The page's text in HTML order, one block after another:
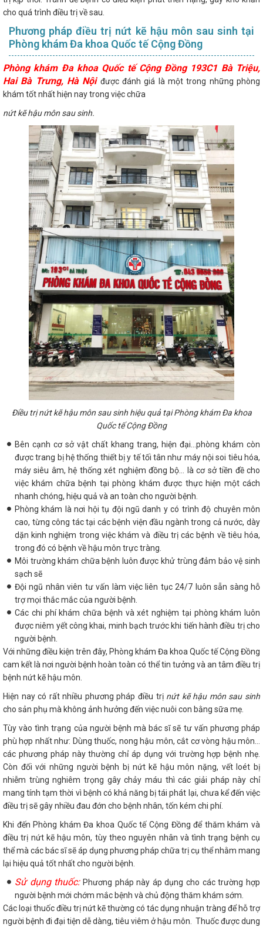
cho quá trình điều trị về sau.
Phương pháp điều trị nứt kẽ hậu môn sau sinh tại
Phòng khám Đa khoa Quốc tế Cộng Đồng
Phòng khám Đa khoa Quốc tế Cộng Đồng 193C1 Bà Triệu,
Hai Bà Trưng, Hà Nội được đánh giá là một trong những phòng
khám tốt nhất hiện nay trong việc chữa
nứt kẽ hậu môn sau sinh.
Điều trị nứt kẽ hậu môn sau sinh hiệu quả tại Phòng khám Đa khoa
Quốc tế Cộng Đồng
Bên cạnh cơ sở vật chất khang trang, hiện đại…phòng khám còn
được trang bị hệ thống thiết bị y tế tối tân như máy nội soi tiêu hóa,
máy siêu âm, hệ thống xét nghiệm đồng bộ… là cơ sở tiền đề cho
việc khám chữa bệnh tại phòng khám được thực hiện một cách
nhanh chóng, hiệu quả và an toàn cho người bệnh.
Phòng khám là nơi hội tụ đội ngũ danh y có trình độ chuyên môn
cao, từng công tác tại các bệnh viện đầu ngành trong cả nước, dày
dặn kinh nghiệm trong việc khám và điều trị các bệnh về tiêu hóa,
trong đó có bệnh về hậu môn trực tràng.
Môi trường khám chữa bệnh luôn được khử trùng đảm bảo vệ sinh
sạch sẽ
Đội ngũ nhân viên tư vấn làm việc liên tục 24/7 luôn sẵn sàng hỗ
trợ mọi thắc mắc của người bệnh.
Các chi phí khám chữa bệnh và xét nghiệm tại phòng khám luôn
được niêm yết công khai, minh bạch trước khi tiến hành điều trị cho
người bệnh.
Với những điều kiện trên đây, Phòng khám Đa khoa Quốc tế Cộng Đồng
cam kết là nơi người bệnh hoàn toàn có thể tin tưởng và an tâm điều trị
bệnh nứt kẽ hậu môn.
Hiện nay có rất nhiều phương pháp điều trị nứt kẽ hậu môn sau sinh
cho sản phụ mà không ảnh hưởng đến việc nuôi con bằng sữa mẹ.
Tùy vào tình trạng của người bệnh mà bác sĩ sẽ tư vấn phương pháp
phù hợp nhất như: Dùng thuốc, nong hậu môn, cắt cơ vòng hậu môn…
các phương pháp này thường chỉ áp dụng với trường hợp bệnh nhẹ.
Còn đối với những người bệnh bị nứt kẽ hậu môn nặng, vết loét bị
nhiễm trùng nghiêm trọng gây chảy máu thì các giải pháp này chỉ
mang tính tạm thời vì bệnh có khả năng bị tái phát lại, chưa kể đến việc
điều trị sẽ gây nhiều đau đớn cho bệnh nhân, tốn kém chi phí.
Khi đến Phòng khám Đa khoa Quốc tế Cộng Đồng để thăm khám và
điều trị nứt kẽ hậu môn, tùy theo nguyên nhân và tình trạng bệnh cụ
thể mà các bác sĩ sẽ áp dụng phương pháp chữa trị cụ thể nhằm mang
lại hiệu quả tốt nhất cho người bệnh.
Sử dụng thuốc:Phương pháp này áp dụng cho các trường hợp
người bệnh mới chớm mắc bệnh và chủ động thăm khám sớm.
Các loại thuốc điều trị nứt kẽ thường có tác dụng nhuận tràng để hỗ trợ
người bệnh đi đại tiện dễ dàng, tiêu viêm ở hậu môn. Thuốc được dung